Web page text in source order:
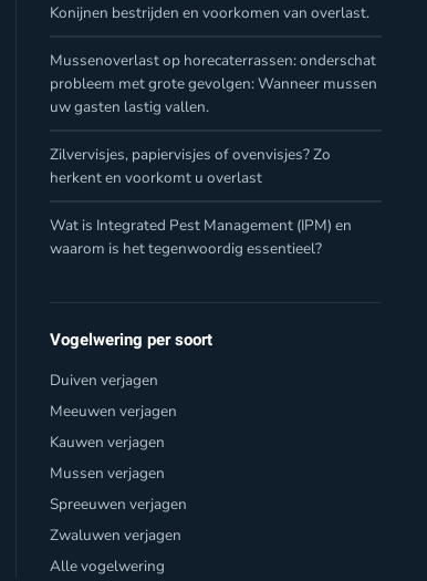
Konijnen bestrijden en voorkomen van overlast.
Mussenoverlast op horecaterrassen: onderschat
probleem met grote gevolgen: Wanneer mussen
uw gasten lastig vallen.
Zilvervisjes, papiervisjes of ovenvisjes? Zo
herkent en voorkomt u overlast
Wat is Integrated Pest Management (IPM) en
waarom is het tegenwoordig essentieel?
Vogelwering per soort
Duiven verjagen
Meeuwen verjagen
Kauwen verjagen
Mussen verjagen
Spreeuwen verjagen
Zwaluwen verjagen
Alle vogelwering